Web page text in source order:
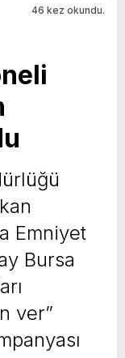
46 kez okundu.
Emniyet
Bursa
ver”